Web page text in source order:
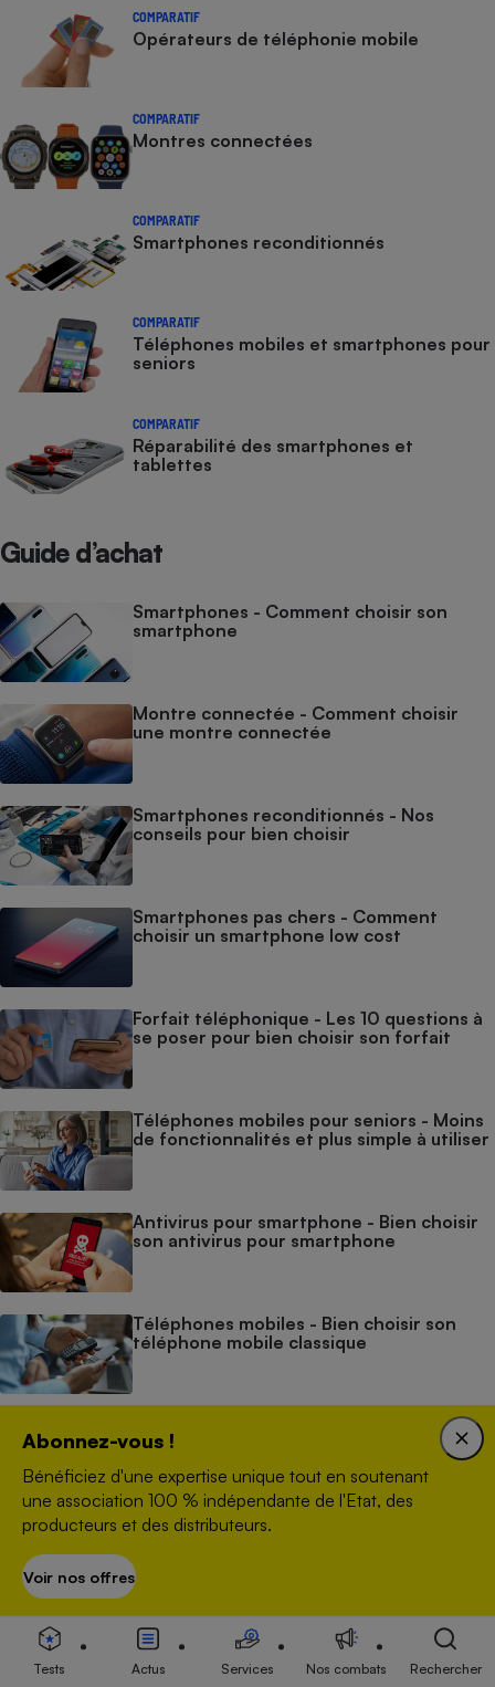
COMPARATIF
Opérateurs de téléphonie mobile
COMPARATIF
Montres connectées
COMPARATIF
Smartphones reconditionnés
COMPARATIF
Téléphones mobiles et smartphones pour
seniors
COMPARATIF
Réparabilité des smartphones et
tablettes
Guide d’achat
Smartphones - Comment choisir son
smartphone
Montre connectée - Comment choisir
une montre connectée
Smartphones reconditionnés - Nos
conseils pour bien choisir
Smartphones pas chers - Comment
choisir un smartphone low cost
Forfait téléphonique - Les 10 questions à
se poser pour bien choisir son forfait
Téléphones mobiles pour seniors - Moins
de fonctionnalités et plus simple à utiliser
Antivirus pour smartphone - Bien choisir
son antivirus pour smartphone
Téléphones mobiles - Bien choisir son
téléphone mobile classique
GPS pour smartphones - Choisir son GPS
sur smartphone
Satisfaction / Fiabilité
Fiabilité des smartphones - Quelles sont les marques de
smartphones les plus fiables ?
Abonnez-vous !
Bénéficiez d'une expertise unique tout en soutenant
une association 100 % indépendante de l'Etat, des
producteurs et des distributeurs.
Voir nos offres
Tests Actus Services Nos combats Rechercher